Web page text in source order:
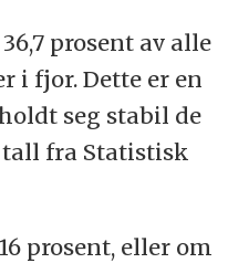
prosent av alle
i fjor. Dette er en
seg stabil de
tall fra Statistisk
prosent, eller om